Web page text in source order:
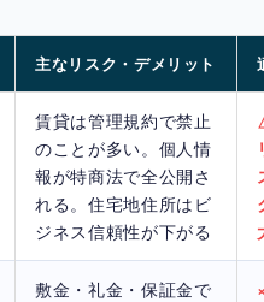
主なリスク・デメリット
賃貸は管理規約で禁止
のことが多い。個人情
報が特商法で全公開さ
れる。住宅地住所はビ
ジネス信頼性が下がる
敷金・礼金・保証金で